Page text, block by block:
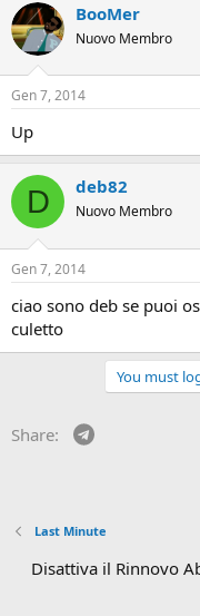
e
r
BooMer
Nuovo Membro
Gen 7, 2014
Up
D deb82
Nuovo Membro
Gen 7, 2014
ciao sono deb se puoi
culetto
You must
Share:
Last Minute
Disattiva il Rinnovo